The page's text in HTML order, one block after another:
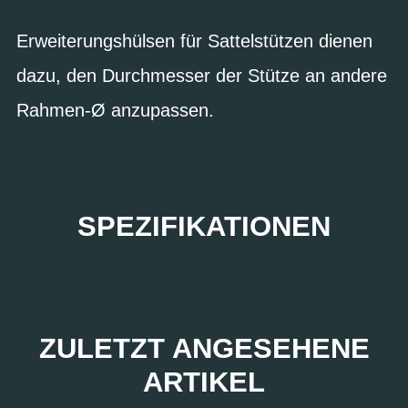
Erweiterungshülsen für Sattelstützen dienen
dazu, den Durchmesser der Stütze an andere
Rahmen-Ø anzupassen.
SPEZIFIKATIONEN
ZULETZT ANGESEHENE
ARTIKEL